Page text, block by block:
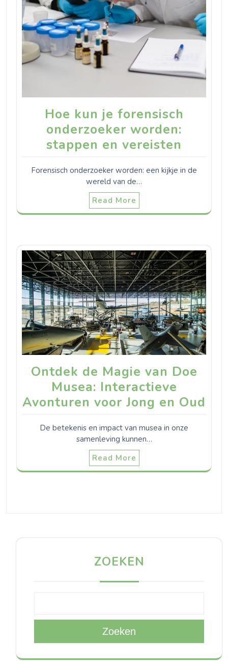
Hoe kun je forensisch
onderzoeker worden:
stappen en vereisten
Forensisch onderzoeker worden: een kijkje in de
wereld van de…
Read More
Ontdek de Magie van Doe
Musea: Interactieve
Avonturen voor Jong en Oud
De betekenis en impact van musea in onze
samenleving kunnen…
Read More
ZOEKEN
Zoeken